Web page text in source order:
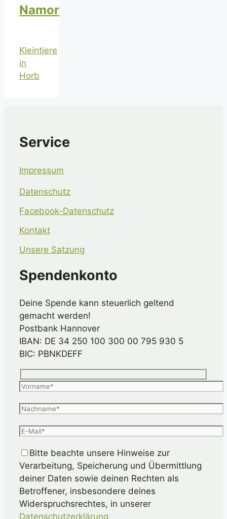
Namor
Kleintiere
in
Horb
Service
Impressum
Datenschutz
Facebook-Datenschutz
Kontakt
Unsere Satzung
Spendenkonto
Deine Spende kann steuerlich geltend
gemacht werden!
Postbank Hannover
IBAN: DE 34 250 100 300 00 795 930 5
BIC: PBNKDEFF
Bitte beachte unsere Hinweise zur
Verarbeitung, Speicherung und Übermittlung
deiner Daten sowie deinen Rechten als
Betroffener, insbesondere deines
Widerspruchsrechtes, in unserer
Datenschutzerklärung